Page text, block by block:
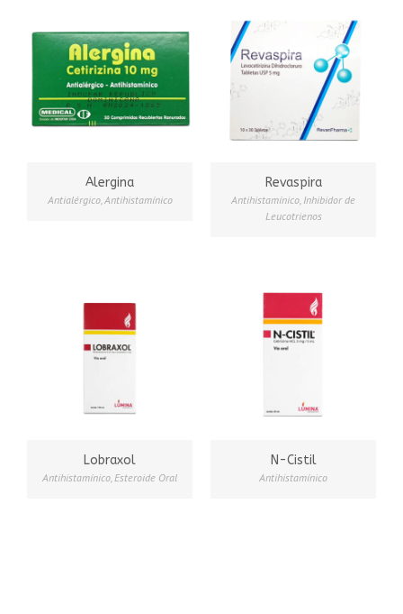
Alergina
Antialérgico,Antihistamínico
Revaspira
Antihistamínico, Inhibidor de
Leucotrienos
Lobraxol
Antihistamínico,Esteroide Oral
N-Cistil
Antihistamínico